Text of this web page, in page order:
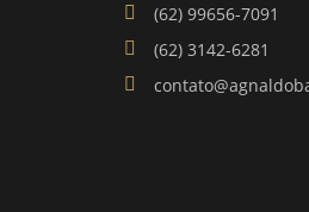
(62) 99656-7091
(62) 3142-6281